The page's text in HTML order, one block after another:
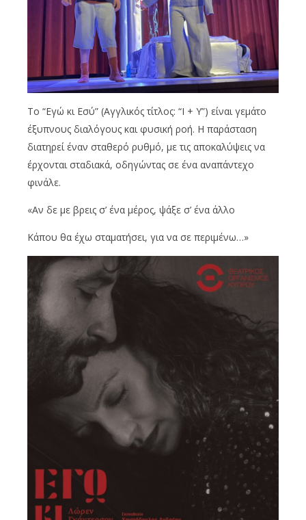
Το “Εγώ κι Εσύ” (Αγγλικός τίτλος: “I + Y”) είναι γεμάτο
έξυπνους διαλόγους και φυσική ροή. Η παράσταση
διατηρεί έναν σταθερό ρυθμό, με τις αποκαλύψεις να
έρχονται σταδιακά, οδηγώντας σε ένα αναπάντεχο
φινάλε.
«Αν δε με βρεις σ’ ένα μέρος, ψάξε σ’ ένα άλλο
Κάπου θα έχω σταματήσει, για να σε περιμένω…»